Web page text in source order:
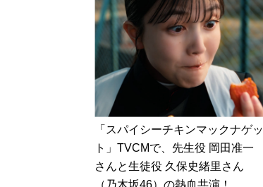
「スパイシーチキンマックナゲッ
ト」TVCMで、先生役 岡田准一
さんと生徒役 久保史緒里さん
（乃木坂46）の熱血共演！